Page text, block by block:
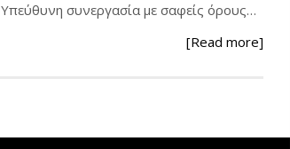
Υπεύθυνη συνεργασία με σαφείς όρους…
[Read more]
Εισηγητής:Ζήσης